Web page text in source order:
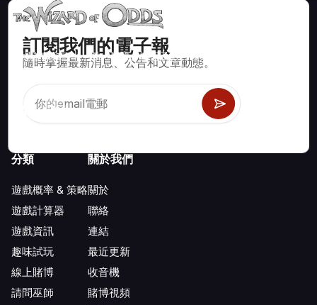
訂閱我們的電子報
隨時掌握最新消息、公告和文章動態。
賭場遊戲如二十一點、骰寶、輪盤及數百種其他可玩遊戲的數學
正確策略與資訊。
分類
遊戲概率 & 策略
遊戲計算器
遊戲資訊
趣味試玩
線上賭博
請問巫師
關於我們
關於
聯絡
連結
最近更新
收音機
賭博視頻